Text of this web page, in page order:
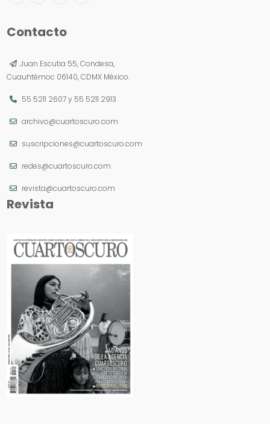
Contacto
Juan Escutia 55, Condesa,
Cuauhtémoc 06140, CDMX México.
55 5211 2607y 55 5211 2913
archivo@cuartoscuro.com
suscripciones@cuartoscuro.com
redes@cuartoscuro.com
revista@cuartoscuro.com
Revista